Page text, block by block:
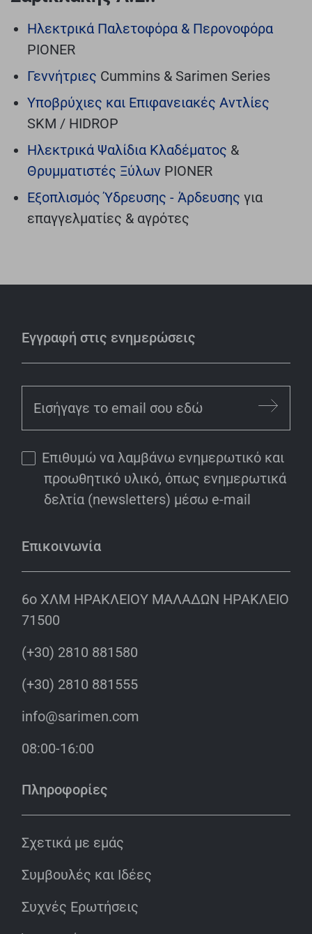
Ηλεκτρικά Παλετοφόρα & Περονοφόρα
PIONER
Γεννήτριες Cummins & Sarimen Series
Υποβρύχιες και Επιφανειακές Αντλίες
SKM / HIDROP
Ηλεκτρικά Ψαλίδια Κλαδέματος &
Θρυμματιστές Ξύλων PIONER
Εξοπλισμός Ύδρευσης - Άρδευσης για
επαγγελματίες & αγρότες
Εγγραφή στις ενημερώσεις
Επιθυμώ να λαμβάνω ενημερωτικό και
προωθητικό υλικό, όπως ενημερωτικά
δελτία (newsletters) μέσω e-mail
Επικοινωνία
6o ΧΛΜ ΗΡΑΚΛΕΙΟΥ ΜΑΛΑΔΩΝ ΗΡΑΚΛΕΙΟ
71500
(+30) 2810 881580
(+30) 2810 881555
info@sarimen.com
08:00-16:00
Πληροφορίες
Σχετικά με εμάς
Συμβουλές και Ιδέες
Συχνές Ερωτήσεις